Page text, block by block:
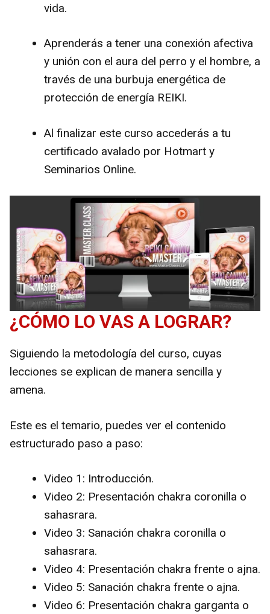
vida.
Aprenderás a tener una conexión afectiva
y unión con el aura del perro y el hombre, a
través de una burbuja energética de
protección de energía REIKI.
Al finalizar este curso accederás a tu
certificado avalado por Hotmart y
Seminarios Online.
¿CÓMO LO VAS A LOGRAR?
Siguiendo la metodología del curso, cuyas
lecciones se explican de manera sencilla y
amena.
Este es el temario, puedes ver el contenido
estructurado paso a paso:
Video 1: Introducción.
Video 2: Presentación chakra coronilla o
sahasrara.
Video 3: Sanación chakra coronilla o
sahasrara.
Video 4: Presentación chakra frente o ajna.
Video 5: Sanación chakra frente o ajna.
Video 6: Presentación chakra garganta o